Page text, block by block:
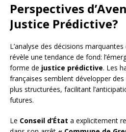
Perspectives
Justice Prédictive?
L’analyse des décisions
révèle une tendance de fond:
forme de justice prédictive. Les
françaises semblent développer des
plus structurées, facilitant
futures.
Le Conseil d’État a explicitement